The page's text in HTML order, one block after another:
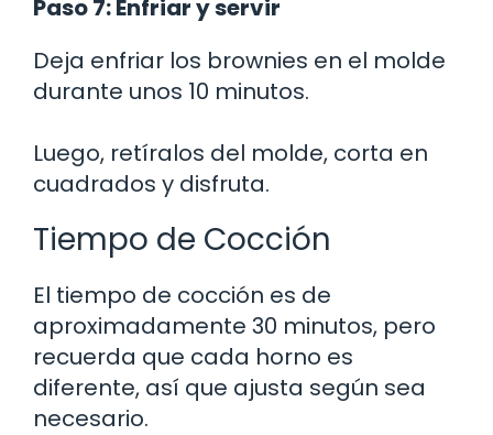
Paso 7: Enfriar y servir
Deja enfriar los brownies en el molde
durante unos 10 minutos.
Luego, retíralos del molde, corta en
cuadrados y disfruta.
Tiempo de Cocción
El tiempo de cocción es de
aproximadamente 30 minutos, pero
recuerda que cada horno es
diferente, así que ajusta según sea
necesario.